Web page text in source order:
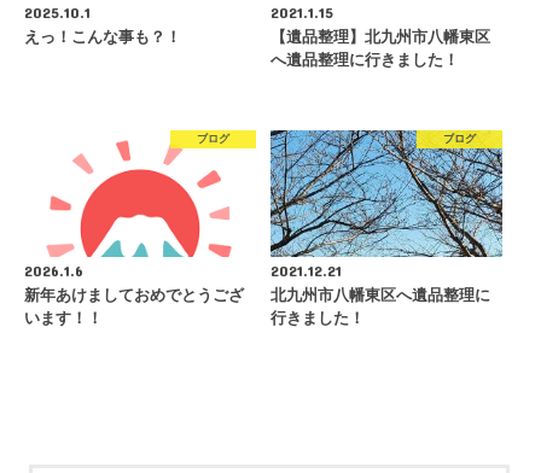
2025.10.1
えっ！こんな事も？！
2021.1.15
【遺品整理】北九州市八幡東区
へ遺品整理に行きました！
ブログ
2026.1.6
新年あけましておめでとうござ
います！！
ブログ
2021.12.21
北九州市八幡東区へ遺品整理に
行きました！